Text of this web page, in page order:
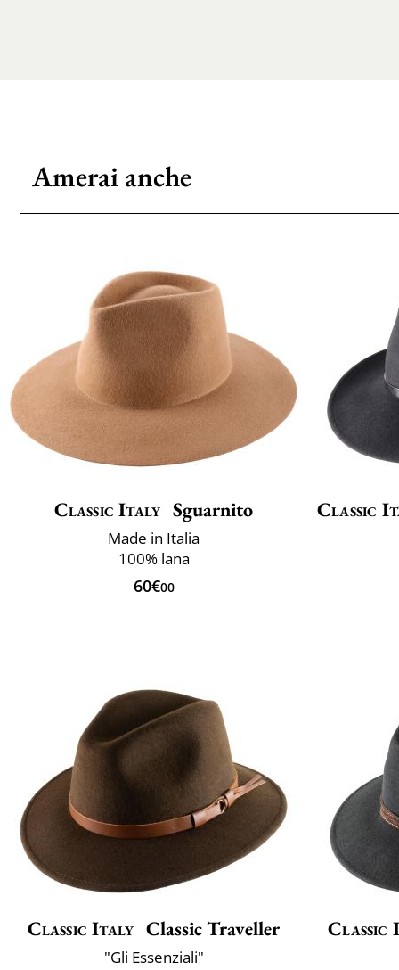
Amerai anche
Classic Italy Sguarnito
Made in Italia
100% lana
60€00
Classic
Classic Italy Classic Traveller
"Gli Essenziali"
Classic